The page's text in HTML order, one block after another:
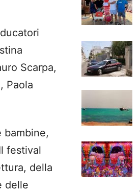
Scarpa,
Paola
bambine,
festival
della
delle